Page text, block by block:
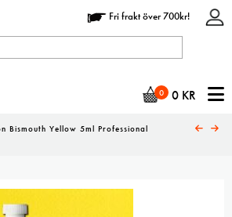
Fri frakt över 700kr!
0 0 KR
Bismouth Yellow 5ml Professional